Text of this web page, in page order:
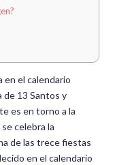
en el calendario
de 13 Santos y
es en torno a la
celebra la
de las trece fiestas
en el calendario